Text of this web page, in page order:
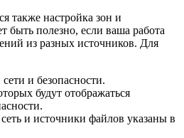
также настройка зон и
быть полезно, если ваша работа
из разных источников. Для
и безопасности.
будут отображаться
и источники файлов указаны в